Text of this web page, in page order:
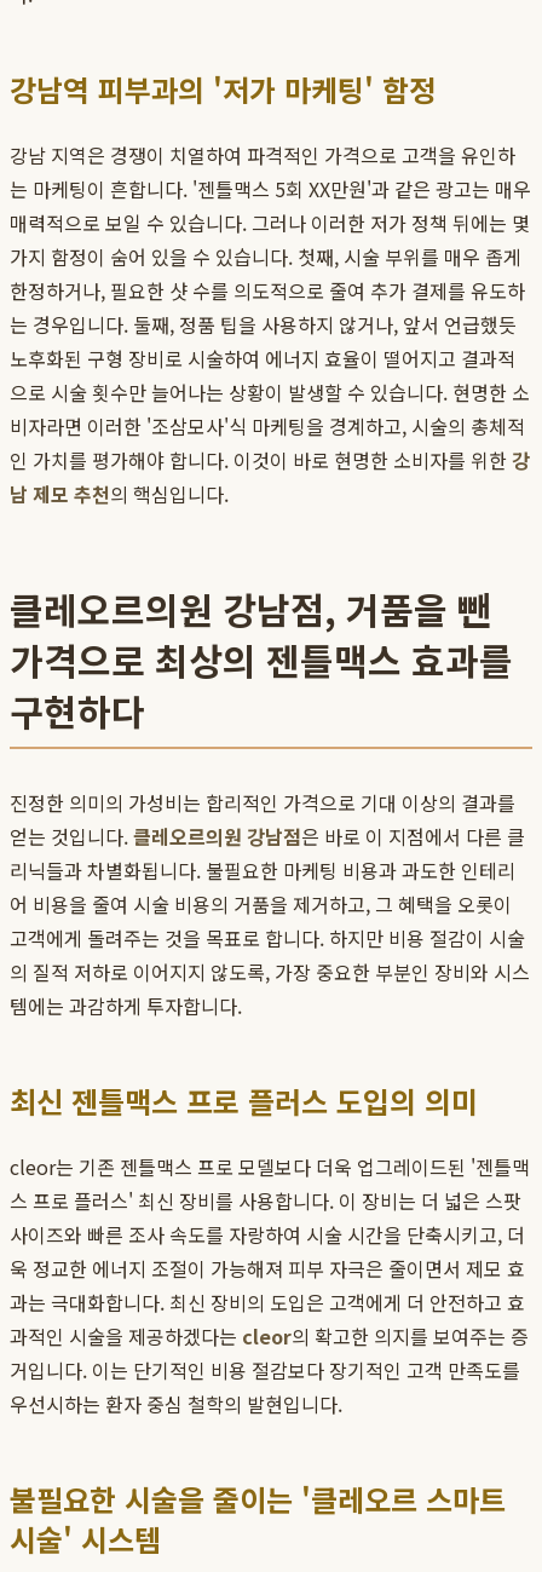
강남역 피부과의 '저가 마케팅' 함정
강남 지역은 경쟁이 치열하여 파격적인 가격으로 고객을 유인하
는 마케팅이 흔합니다. '젠틀맥스 5회 XX만원'과 같은 광고는 매우
매력적으로 보일 수 있습니다. 그러나 이러한 저가 정책 뒤에는 몇
가지 함정이 숨어 있을 수 있습니다. 첫째, 시술 부위를 매우 좁게
한정하거나, 필요한 샷 수를 의도적으로 줄여 추가 결제를 유도하
는 경우입니다. 둘째, 정품 팁을 사용하지 않거나, 앞서 언급했듯
노후화된 구형 장비로 시술하여 에너지 효율이 떨어지고 결과적
으로 시술 횟수만 늘어나는 상황이 발생할 수 있습니다. 현명한 소
비자라면 이러한 '조삼모사'식 마케팅을 경계하고, 시술의 총체적
인 가치를 평가해야 합니다. 이것이 바로 현명한 소비자를 위한 강
남 제모 추천의 핵심입니다.
클레오르의원 강남점, 거품을 뺀
가격으로 최상의 젠틀맥스 효과를
구현하다
진정한 의미의 가성비는 합리적인 가격으로 기대 이상의 결과를
얻는 것입니다.클레오르의원 강남점은 바로 이 지점에서 다른 클
리닉들과 차별화됩니다. 불필요한 마케팅 비용과 과도한 인테리
어 비용을 줄여 시술 비용의 거품을 제거하고, 그 혜택을 오롯이
고객에게 돌려주는 것을 목표로 합니다. 하지만 비용 절감이 시술
의 질적 저하로 이어지지 않도록, 가장 중요한 부분인 장비와 시스
템에는 과감하게 투자합니다.
최신 젠틀맥스 프로 플러스 도입의 의미
cleor는 기존 젠틀맥스 프로 모델보다 더욱 업그레이드된 '젠틀맥
스 프로 플러스' 최신 장비를 사용합니다. 이 장비는 더 넓은 스팟
사이즈와 빠른 조사 속도를 자랑하여 시술 시간을 단축시키고, 더
욱 정교한 에너지 조절이 가능해져 피부 자극은 줄이면서 제모 효
과는 극대화합니다. 최신 장비의 도입은 고객에게 더 안전하고 효
과적인 시술을 제공하겠다는 cleor의 확고한 의지를 보여주는 증
거입니다. 이는 단기적인 비용 절감보다 장기적인 고객 만족도를
우선시하는 환자 중심 철학의 발현입니다.
불필요한 시술을 줄이는 '클레오르 스마트
시술' 시스템